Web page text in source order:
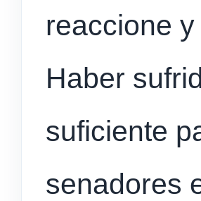
reaccione
Haber
suficiente
senadores